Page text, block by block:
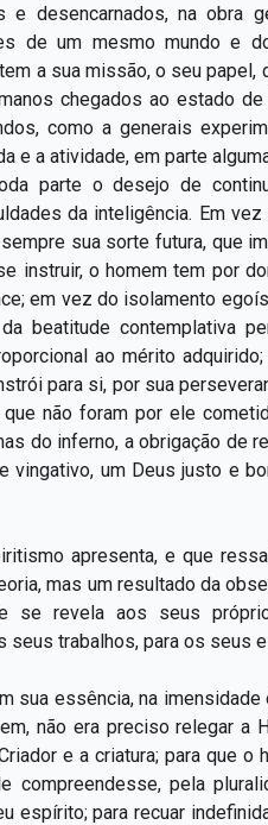
e desencarnados, na obra
de um mesmo mundo e
a sua missão, o seu
chegados ao estado
como a generais
e a atividade, em parte
parte o desejo de
da inteligência. Em
sua sorte futura, que
instruir, o homem tem por
em vez do isolamento
beatitude contemplativa
ao mérito
para si, por sua
não foram por ele
do inferno, a obrigação de
um Deus justo e
apresenta, e que
mas um resultado da
se revela aos seus
trabalhos, para os seus
sua essência, na
não era preciso relegar a
e a criatura; para que
compreendesse, pela
espírito; para recuar